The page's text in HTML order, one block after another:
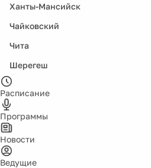
Ханты-Мансийск
Чайковский
Чита
Шерегеш
Расписание
Программы
Новости
Ведущие